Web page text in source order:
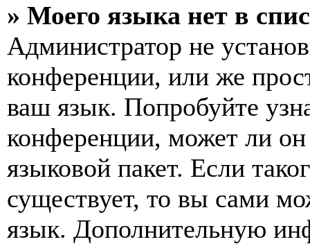
» Моего языка нет в
Администратор не
конференции, или же
ваш язык. Попробуйте
конференции, может ли
языковой пакет. Если
существует, то вы сами
язык. Дополнительную